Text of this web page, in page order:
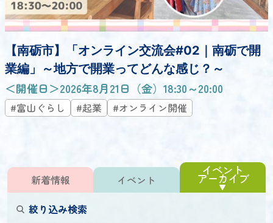
【南砺市】「オンライン交流会#02｜南砺で開
業編」～地方で開業ってどんな感じ？～
＜開催日＞2026年8月21日（金）18:30～20:00
#富山ぐらし #起業 #オンライン開催
新着情報 イベント
イベント
アーカイブ
絞り込み検索